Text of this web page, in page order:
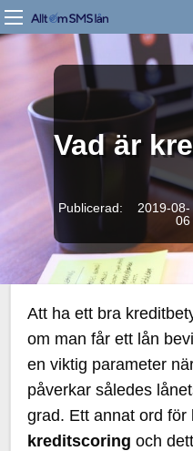
Vad är
Publicerad: 2019-08-
06
Att ha ett bra
om man får ett lån
en viktig parameter
påverkar således
grad. Ett annat ord för
kreditscoring och